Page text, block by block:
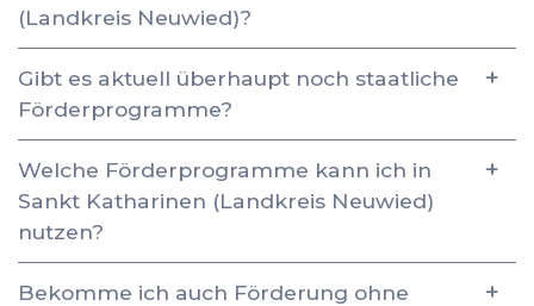
(Landkreis Neuwied)?
Gibt es aktuell überhaupt noch staatliche
Förderprogramme?
Welche Förderprogramme kann ich in
Sankt Katharinen (Landkreis Neuwied)
nutzen?
Bekomme ich auch Förderung ohne